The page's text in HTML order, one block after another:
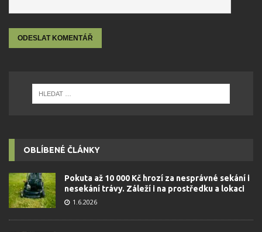
OBLÍBENÉ ČLÁNKY
Pokuta až 10 000 Kč hrozí za nesprávné sekání i
nesekání trávy. Záleží i na prostředku a lokaci
1.6.2026